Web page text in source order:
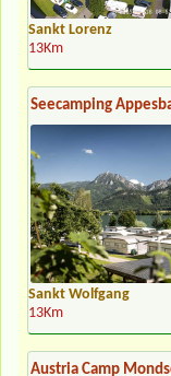
Sankt Lorenz
13Km
Seecamping
Sankt Wolfgang
13Km
Austria Camp